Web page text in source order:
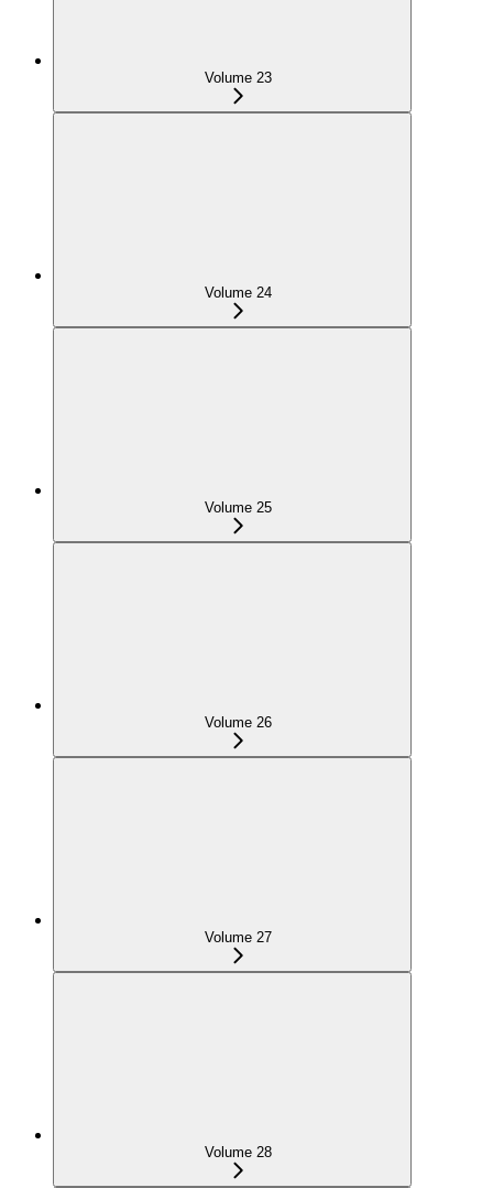
Volume 23
Volume 24
Volume 25
Volume 26
Volume 27
Volume 28